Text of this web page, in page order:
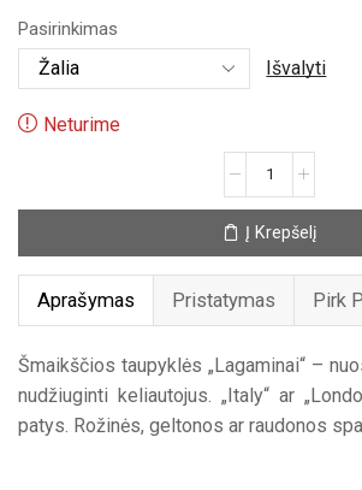
Pasirinkimas
Išvalyti
Neturime
Taupyklės
„Lagaminai“
Į Krepšelį
Aprašymas Pristatymas Pirk
Šmaikščios taupyklės „Lagaminai“ –
nudžiuginti keliautojus. „Italy“ ar
patys. Rožinės, geltonos ar raudonos